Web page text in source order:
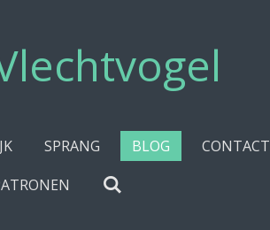
SPRANG BLOG
CONTACT